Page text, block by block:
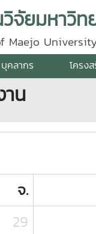
จัยมหาวิท
Maejo
บุคลากร โครง
น
จ.
29